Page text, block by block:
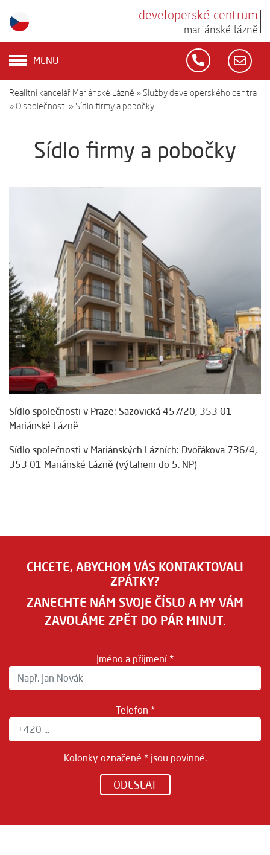
developerské centrum
mariánské lázně
MENU
Realitní kancelář Mariánské Lázně » Služby developerského centra
» O společnosti » Sídlo firmy a pobočky
Sídlo firmy a pobočky
Sídlo společnosti v Praze: Sazovická 457/20, 353 01
Mariánské Lázně
Sídlo společnosti v Mariánských Lázních: Dvořákova 736/4,
353 01 Mariánské Lázně (výtahem do 5. NP)
CHCETE, ABYCHOM VÁS KONTAKTOVALI
ZPÁTKY?
ZANECHTE NÁM SVOJE ČÍSLO A MY VÁM
ZAVOLÁME ZPĚT DO PÁR MINUT.
Jméno a příjmení *
Telefon *
Kolonky označené * jsou povinné.
ODESLAT